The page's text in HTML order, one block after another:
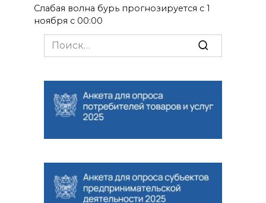
Слабая волна бурь прогнозируется с 1
ноября с 00:00
Search
for: